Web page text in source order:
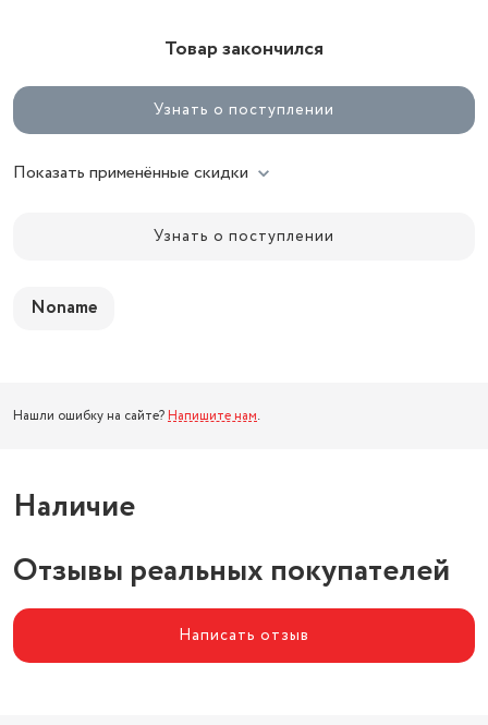
Товар закончился
Узнать о поступлении
Показать применённые скидки
Узнать о поступлении
Noname
Нашли ошибку на сайте? Напишите нам.
Наличие
Отзывы реальных покупателей
Написать отзыв